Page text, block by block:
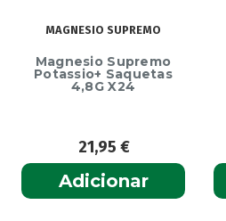
MAGNESIO SUPREMO
Magnesio Supremo
Potassio+ Saquetas
4,8G X24
21,95€
Adicionar